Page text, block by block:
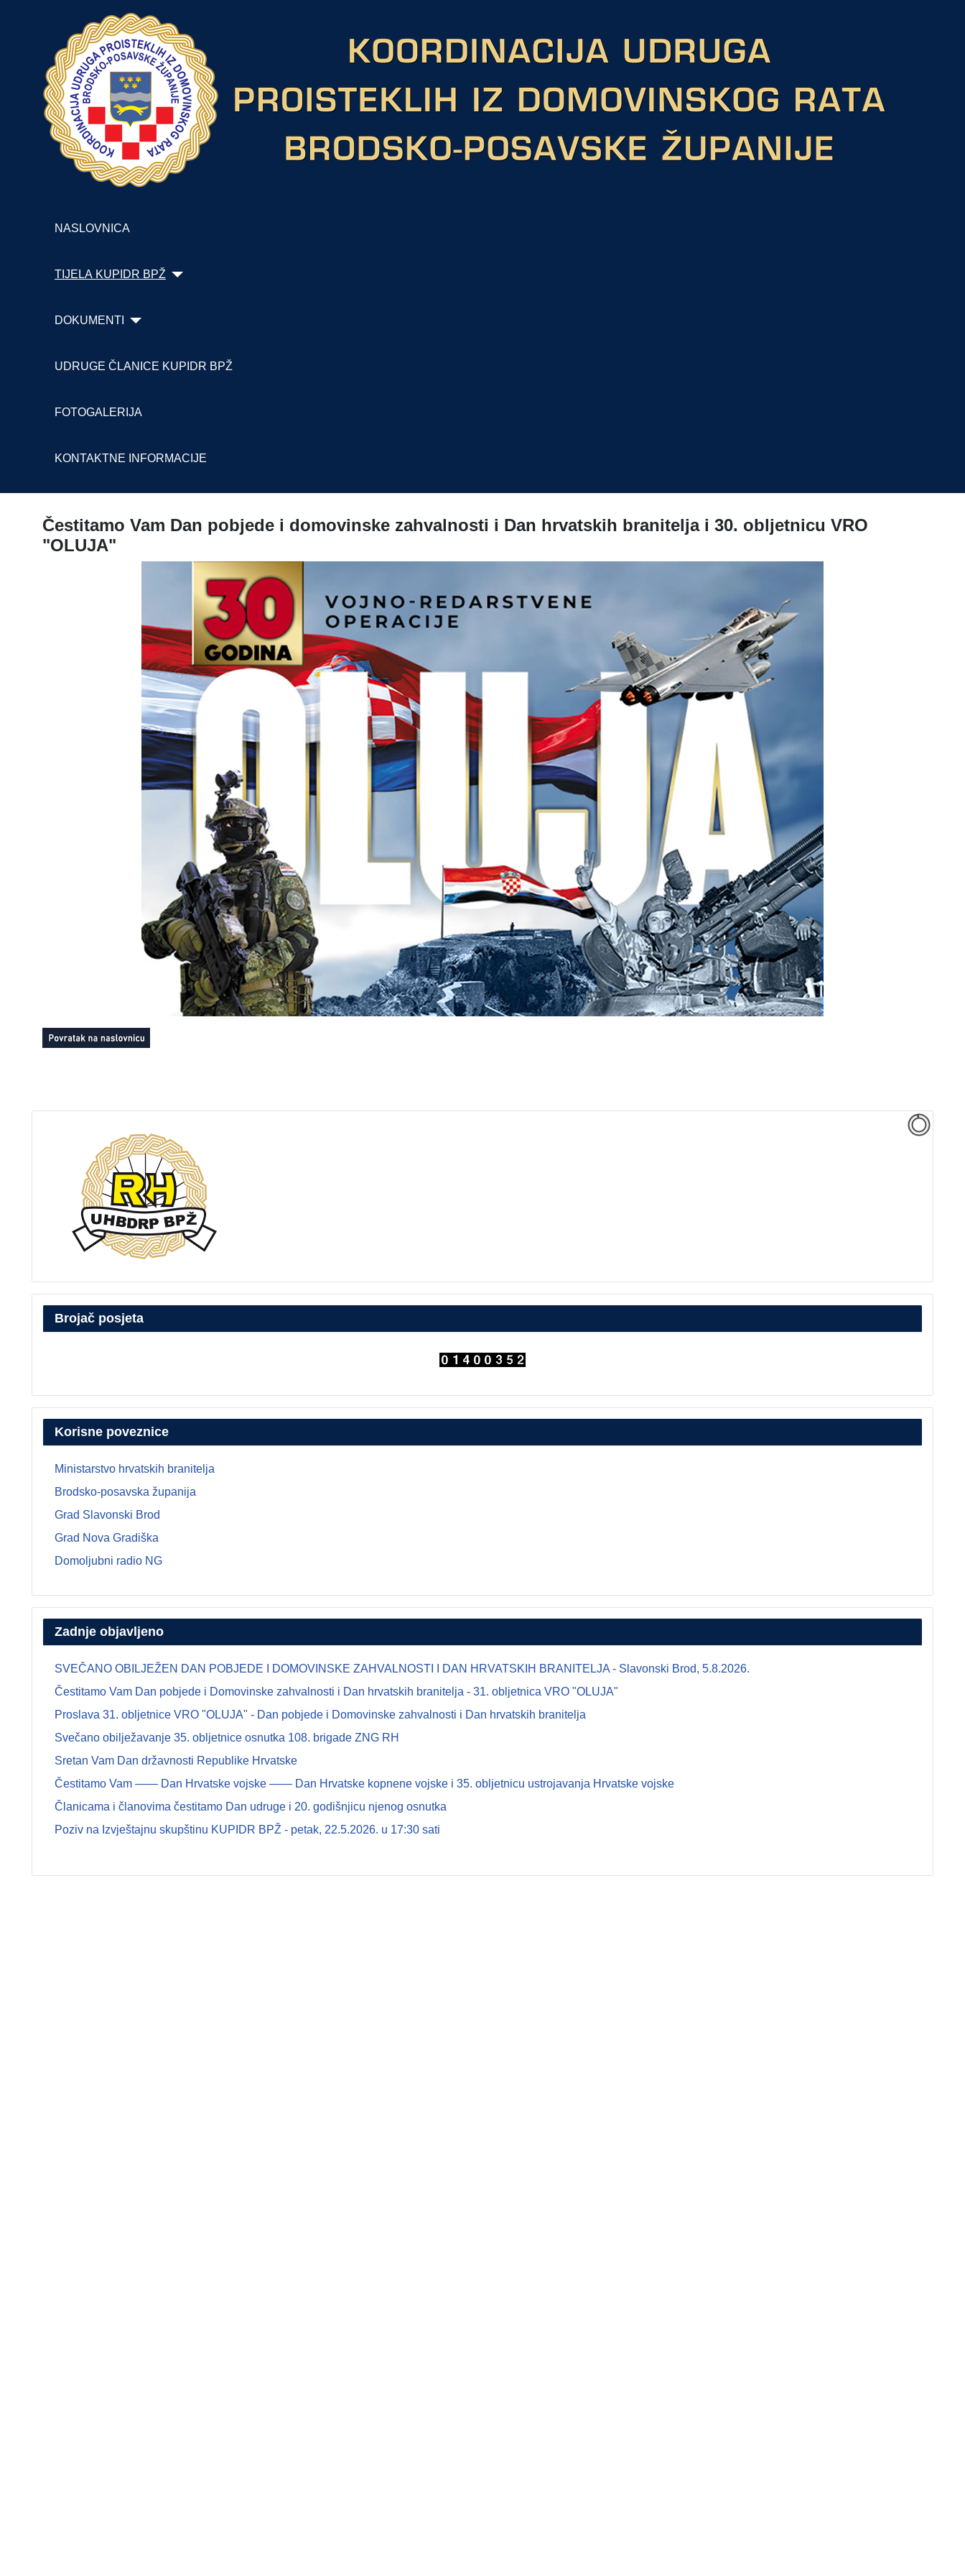
NASLOVNICA
TIJELA KUPIDR BPŽ
DOKUMENTI
UDRUGE ČLANICE KUPIDR BPŽ
FOTOGALERIJA
KONTAKTNE INFORMACIJE
Čestitamo Vam Dan pobjede i domovinske zahvalnosti i Dan hrvatskih branitelja i 30. obljetnicu VRO
"OLUJA"
Brojač posjeta
Korisne poveznice
Ministarstvo hrvatskih branitelja
Brodsko-posavska županija
Grad Slavonski Brod
Grad Nova Gradiška
Domoljubni radio NG
Zadnje objavljeno
SVEČANO OBILJEŽEN DAN POBJEDE I DOMOVINSKE ZAHVALNOSTI I DAN HRVATSKIH BRANITELJA - Slavonski Brod, 5.8.2026.
Čestitamo Vam Dan pobjede i Domovinske zahvalnosti i Dan hrvatskih branitelja - 31. obljetnica VRO "OLUJA"
Proslava 31. obljetnice VRO "OLUJA" - Dan pobjede i Domovinske zahvalnosti i Dan hrvatskih branitelja
Svečano obilježavanje 35. obljetnice osnutka 108. brigade ZNG RH
Sretan Vam Dan državnosti Republike Hrvatske
Čestitamo Vam —— Dan Hrvatske vojske —— Dan Hrvatske kopnene vojske i 35. obljetnicu ustrojavanja Hrvatske vojske
Članicama i članovima čestitamo Dan udruge i 20. godišnjicu njenog osnutka
Poziv na Izvještajnu skupštinu KUPIDR BPŽ - petak, 22.5.2026. u 17:30 sati